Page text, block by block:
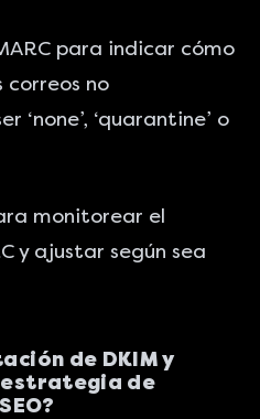
para indicar cómo
correos no
‘none’, ‘quarantine’ o
monitorear el
y ajustar según sea
de DKIM y
estrategia de